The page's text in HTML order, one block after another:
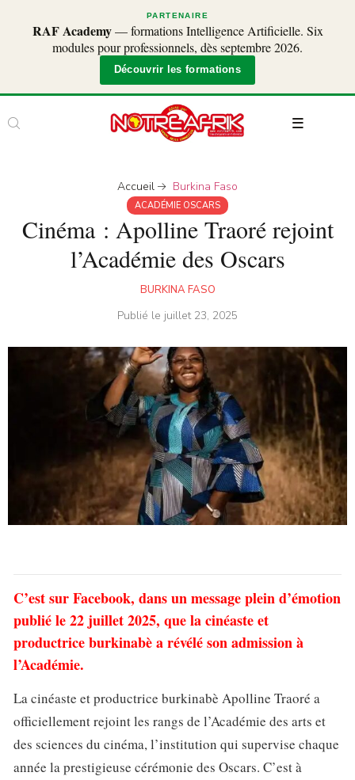
PARTENAIRE
RAF Academy— formations Intelligence Artificielle. Six
modules pour professionnels, dès septembre 2026.
Découvrir les formations
Accueil Burkina Faso
ACADÉMIE OSCARS
Cinéma : Apolline Traoré rejoint
l’Académie des Oscars
BURKINA FASO
Publié le juillet 23, 2025
C’est sur Facebook, dans un message plein d’émotion
publié le 22 juillet 2025, que la cinéaste et
productrice burkinabè a révélé son admission à
l’Académie.
La cinéaste et productrice burkinabè Apolline Traoré a
officiellement rejoint les rangs de l’Académie des arts et
des sciences du cinéma, l’institution qui supervise chaque
année la prestigieuse cérémonie des Oscars. C’est à